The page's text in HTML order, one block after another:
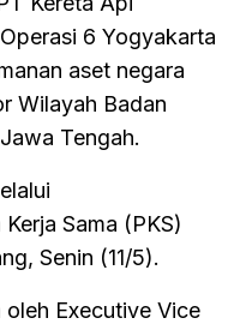
6 Yogyakarta
aset negara
Wilayah Badan
Tengah.
Sama (PKS)
Senin (11/5).
Executive Vice